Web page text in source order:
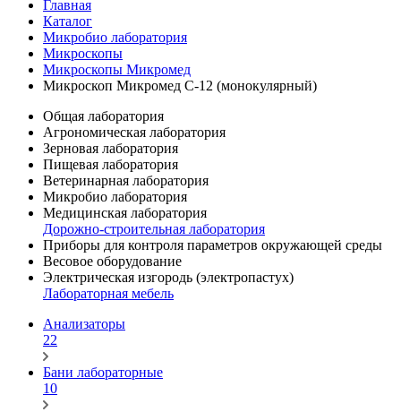
Главная
Каталог
Микробио лаборатория
Микроскопы
Микроскопы Микромед
Микроскоп Микромед С-12 (монокулярный)
Общая лаборатория
Агрономическая лаборатория
Зерновая лаборатория
Пищевая лаборатория
Ветеринарная лаборатория
Микробио лаборатория
Медицинская лаборатория
Дорожно-строительная лаборатория
Приборы для контроля параметров окружающей среды
Весовое оборудование
Электрическая изгородь (электропастух)
Лабораторная мебель
Анализаторы
22
Бани лабораторные
10